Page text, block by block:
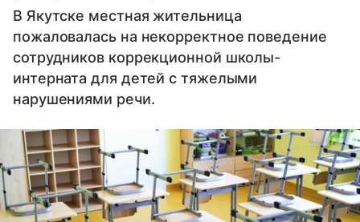
В Якутске местная жительница
пожаловалась на некорректное поведение
сотрудников коррекционной школы-
интерната для детей с тяжелыми
нарушениями речи.